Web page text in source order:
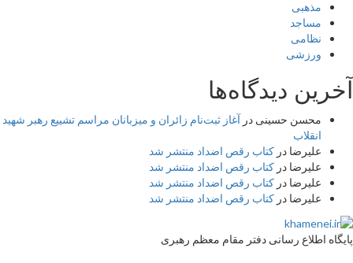
مذهبی
مساجد
نظامی
ورزشی
آخرین دیدگاه‌ها
محسن حسینی در آغاز ثبت‌نام زائران و میزبانان مراسم تشییع رهبر شهید
انقلاب
علیرضا در کتاب رقص اضداد منتشر شد
علیرضا در کتاب رقص اضداد منتشر شد
علیرضا در کتاب رقص اضداد منتشر شد
علیرضا در کتاب رقص اضداد منتشر شد
پایگاه اطلاع رسانی دفتر مقام معظم رهبری